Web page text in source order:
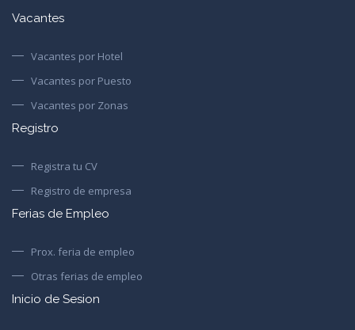
Vacantes
Vacantes por Hotel
Vacantes por Puesto
Vacantes por Zonas
Registro
Registra tu CV
Registro de empresa
Ferias de Empleo
Prox. feria de empleo
Otras ferias de empleo
Inicio de Sesion